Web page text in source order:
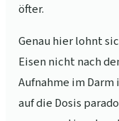
öfter.
Genau hier lohnt
Eisen nicht nach
Aufnahme im
auf die Dosis